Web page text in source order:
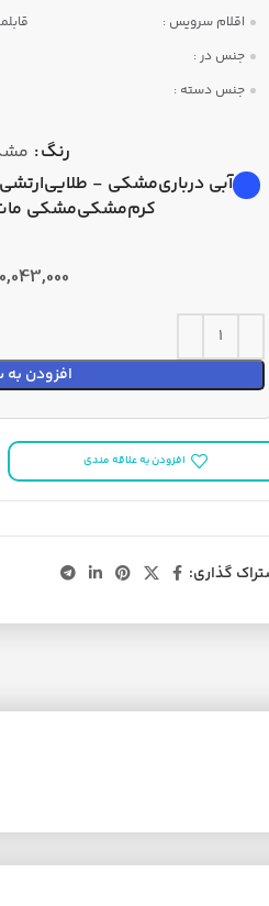
اقلام سرویس :
جنس در :
جنس دسته :
رنگ
آبی درباریمشکی - طلایی
کرممشکیمشکی
افزودن
افزودن به علاقه مندی
گذاری: